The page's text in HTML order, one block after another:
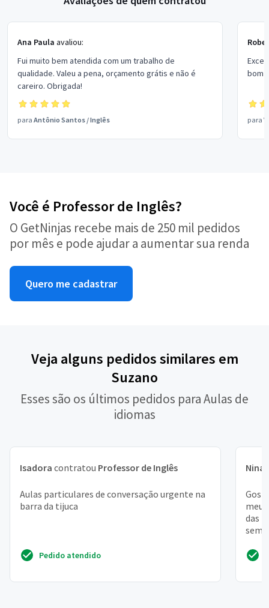
Ana Paula avaliou:
Fui muito bem atendida com um trabalho de
qualidade. Valeu a pena, orçamento grátis e não é
careiro. Obrigada!
para Antônio Santos /Inglês
bom
para
Você é Professor de Inglês?
O GetNinjas recebe mais de 250 mil pedidos
por mês e pode ajudar a aumentar sua renda
Quero me cadastrar
Veja alguns pedidos similares em
Suzano
Esses são os últimos pedidos para Aulas de
idiomas
Isadora contratou Professor de Inglês
Aulas particulares de conversação urgente na
barra da tijuca
Pedido atendido
Nina
meu
das